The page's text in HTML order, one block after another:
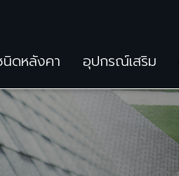
นิดหลังคา อุปกรณ์เสริม